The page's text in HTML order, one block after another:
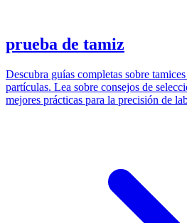
prueba de tamiz
Descubra guías completas sobre
partículas. Lea sobre consejos de
mejores prácticas para la precisión de